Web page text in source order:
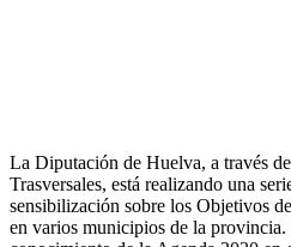
La Diputación de Huelva, a través
Trasversales, está realizando una
sensibilización sobre los Objetivos
en varios municipios de la